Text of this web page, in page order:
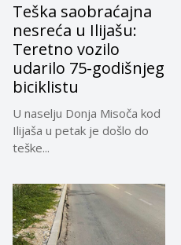
Teška saobraćajna
nesreća u Ilijašu:
Teretno vozilo
udarilo 75-godišnjeg
biciklistu
U naselju Donja Misoča kod
Ilijaša u petak je došlo do
teške...